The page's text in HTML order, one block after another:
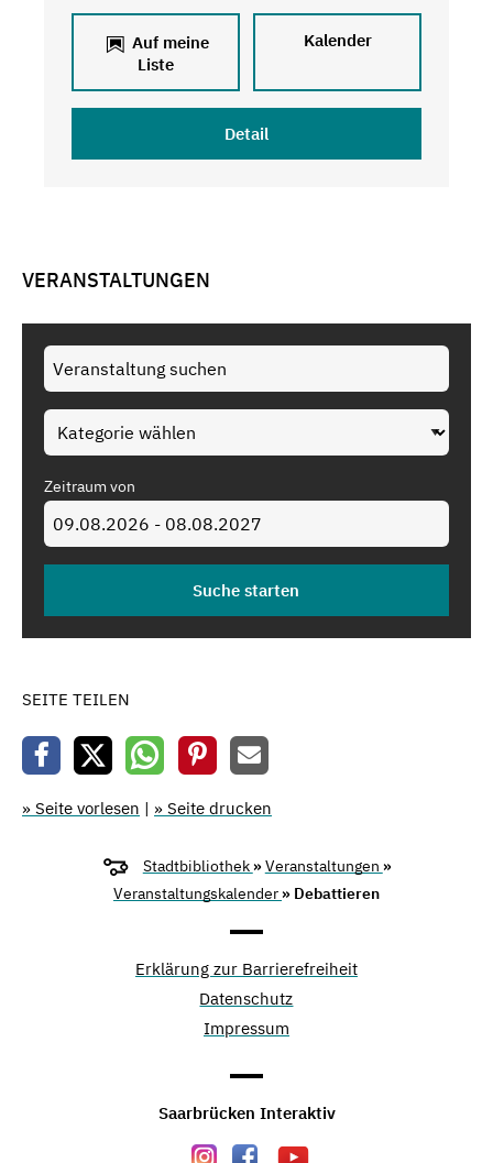
Auf meine
Liste
Kalender
Detail
VERANSTALTUNGEN
Zeitraum von
SEITE TEILEN
» Seite vorlesen | » Seite drucken
Stadtbibliothek »Veranstaltungen »
Veranstaltungskalender » Debattieren
Erklärung zur Barrierefreiheit
Datenschutz
Impressum
Saarbrücken Interaktiv